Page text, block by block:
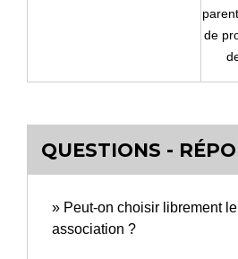
de
QUESTIONS -
Peut-on choisir librement
association ?